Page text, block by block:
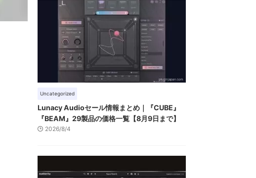
Uncategorized
Lunacy Audioセール情報まとめ｜『CUBE』
『BEAM』29製品の価格一覧【8月9日まで】
2026/8/4